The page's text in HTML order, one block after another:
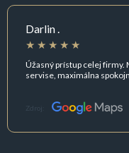
Darlin .
Úžasný prístup celej firmy.
servise, maximálna
Zdroj: